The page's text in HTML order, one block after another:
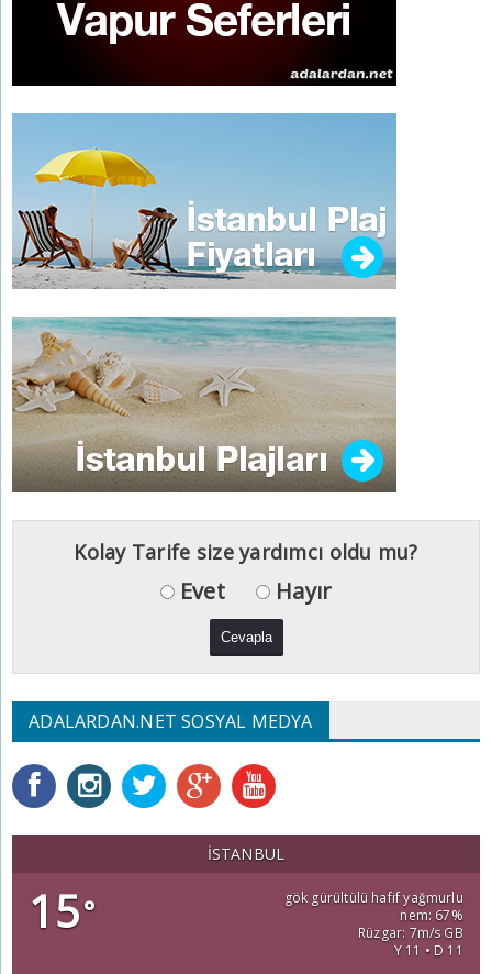
Kolay Tarife size yardımcı oldu mu?
Evet Hayır
ADALARDAN.NET SOSYAL MEDYA
İSTANBUL
15°
gök gürültülü hafif yağmurlu
nem: 67%
Rüzgar: 7m/s GB
Y 11 • D 11